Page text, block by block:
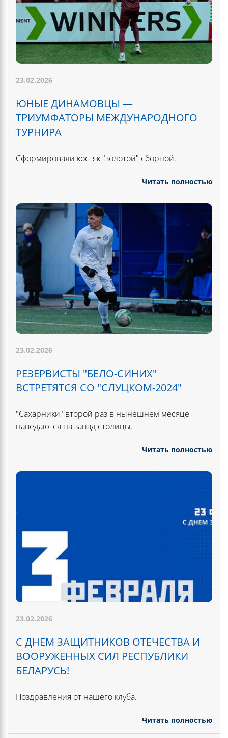
23.02.2026
ЮНЫЕ ДИНАМОВЦЫ —
ТРИУМФАТОРЫ МЕЖДУНАРОДНОГО
ТУРНИРА
Сформировали костяк "золотой" сборной.
Читать полностью
23.02.2026
РЕЗЕРВИСТЫ "БЕЛО-СИНИХ"
ВСТРЕТЯТСЯ СО "СЛУЦКОМ-2024"
"Сахарники" второй раз в нынешнем месяце
наведаются на запад столицы.
Читать полностью
23.02.2026
С ДНЕМ ЗАЩИТНИКОВ ОТЕЧЕСТВА И
ВООРУЖЕННЫХ СИЛ РЕСПУБЛИКИ
БЕЛАРУСЬ!
Поздравления от нашего клуба.
Читать полностью